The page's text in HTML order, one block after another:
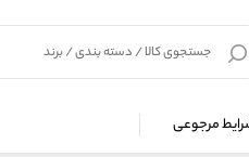
مرجوعی